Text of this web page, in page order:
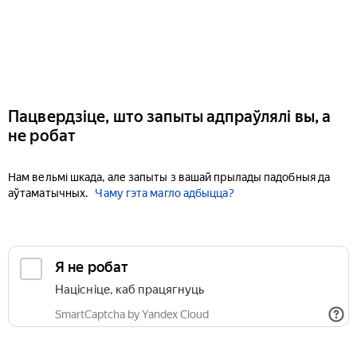
Пацвердзіце, што запыты адпраўлялі вы, а
не робат
Нам вельмі шкада, але запыты з вашай прылады падобныя да
аўтаматычных.
Чаму гэта магло адбыцца?
Я не робат
Націсніце, каб працягнуць
SmartCaptcha by Yandex Cloud